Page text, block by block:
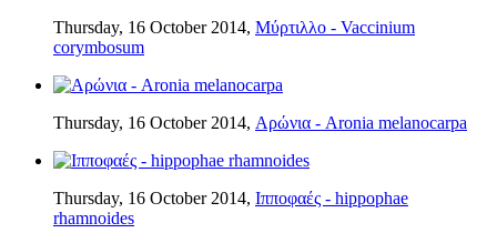
Thursday, 16 October 2014, Μύρτιλλο - Vaccinium
corymbosum
Thursday, 16 October 2014, Αρώνια - Aronia melanocarpa
Thursday, 16 October 2014, Ιπποφαές - hippophae
rhamnoides